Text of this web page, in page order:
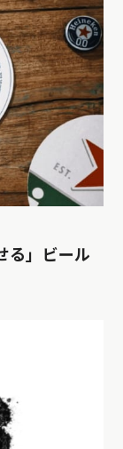
る」ビール